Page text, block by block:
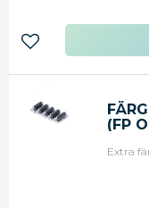
Lägg till i favoriter
(FP
Extra